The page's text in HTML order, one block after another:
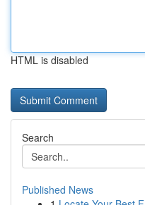
HTML is disabled
Search
Published News